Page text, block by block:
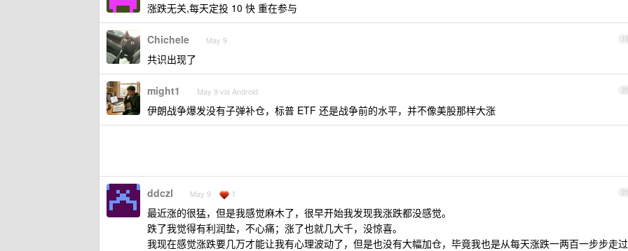
涨跌无关,每天定投 10 快 重在参与
19
Chichele May 9
共识出现了
20
might1 May 9 via Android
伊朗战争爆发没有子弹补仓，标普 ETF 还是战争前的水平，并不像美股那样大涨
21
ddczl May 9 1
最近涨的很猛，但是我感觉麻木了，很早开始我发现我涨跌都没感觉。
跌了我觉得有利润垫，不心痛；涨了也就几大千，没惊喜。
我现在感觉涨跌要几万才能让我有心理波动了，但是也没有大幅加仓，毕竟我也是从每天涨跌一两百一步步走过